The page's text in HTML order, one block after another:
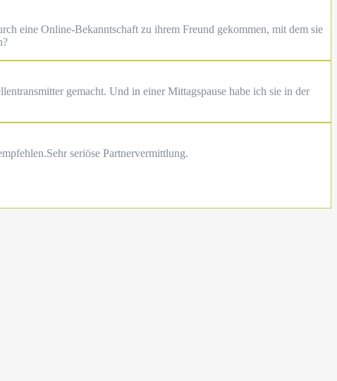
eine Online-Bekanntschaft zu ihrem Freund gekommen, mit dem sie
gemacht. Und in einer Mittagspause habe ich sie in der
seriöse Partnervermittlung.